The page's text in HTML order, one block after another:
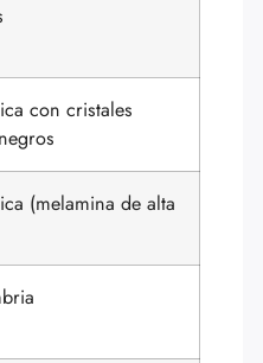
con cristales
(melamina de alta